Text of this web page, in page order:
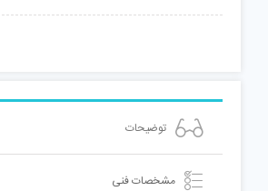
توضیحات
مشخصات فنی